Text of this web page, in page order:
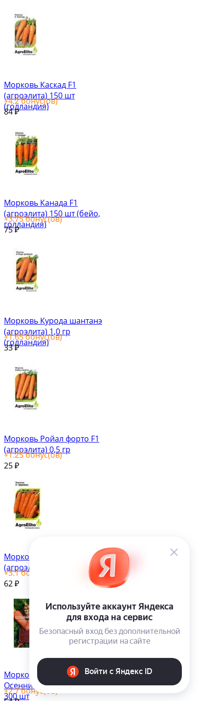
Морковь Каскад F1
(агроэлита) 150 шт
(голландия)
+4.2бонус(ов)
84₽
Морковь Канада F1
(агроэлита) 150 шт (бейо,
голландия)
+3.75бонус(ов)
75₽
Морковь Курода шантанэ
(агроэлита) 1,0 гр
(голландия)
+1.65бонус(ов)
33₽
Морковь Ройал форто F1
(агроэлита) 0,5 гр
+1.25бонус(ов)
25 ₽
Морковь Чемпион F1
(агроэлита) 150 шт
+3.1бонус(ов)
62 ₽
Морковь в гранулах
Осенний король (агрико)
300 шт
+2.7бонус(ов)